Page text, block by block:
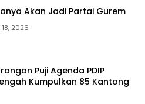
Akan Jadi Partai Gurem
2026
Puji Agenda PDIP
Kumpulkan 85 Kantong